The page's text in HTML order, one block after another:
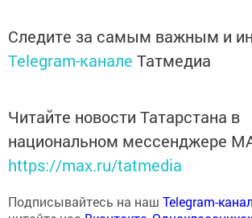
Следите за самым важным и
Telegram-канале Татмедиа
Читайте новости Татарстана в
национальном мессенджере
https://max.ru/tatmedia
Подписывайтесь на наш Telegram-канал